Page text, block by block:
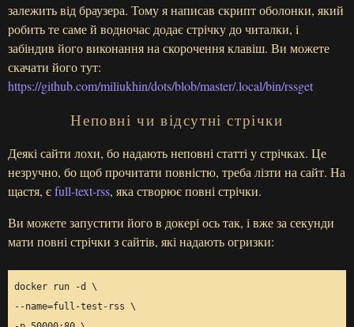
залежить від браузера. Тому я написав скрипт оболонки, який
робить те саме й водночас додає стрічку до читалки, і
забіндив його виконання на скорочення клавіш. Ви можете
скачати його тут:
https://github.com/miliukhin/dots/blob/master/.local/bin/rssget
Неповні чи відсутні стрічки
Деякі сайти лохи, бо надають неповні статті у стрічках. Це
незручно, бо щоб прочитати повністю, треба лізти на сайт. На
щастя, єfull-text-rss, яка створює повні стрічки.
Ви можете запустити його в докері ось так, і вже за секунди
мати повні стрічки з сайтів, які надають огризки:
docker run -d
--name=full-test-rss